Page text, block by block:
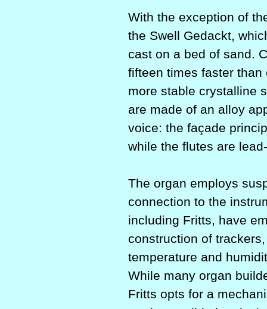
With the exception of
the Swell Gedackt,
cast on a bed of sand.
fifteen times faster
more stable crystalline
are made of an alloy
voice: the façade
while the flutes are
The organ employs
connection to the
including Fritts, have
construction of
temperature and
While many organ
Fritts opts for a